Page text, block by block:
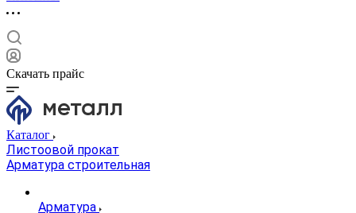
Скачать прайс
Каталог
Листоовой прокат
Арматура строительная
Арматура